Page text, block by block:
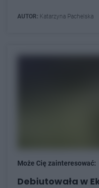
AUTOR: Katarzyna Pachelska
Może Cię zainteresować:
Debiutowała w